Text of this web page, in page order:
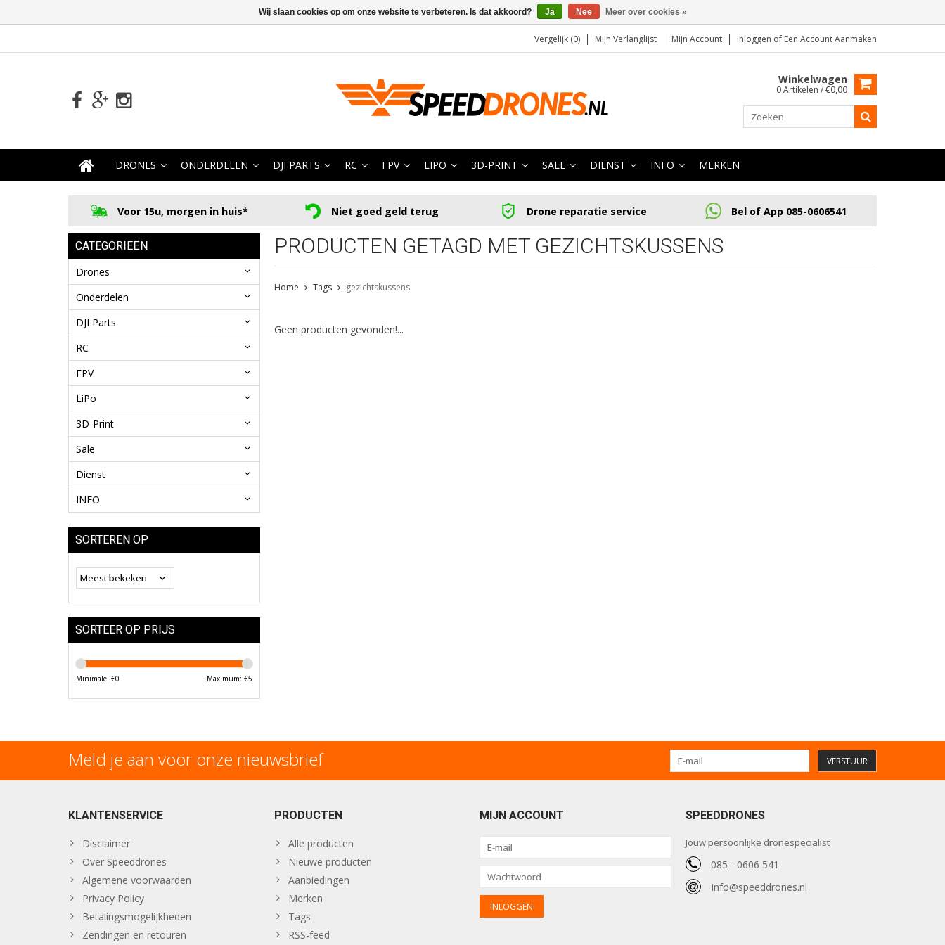
Vergelijk (0) Mijn Verlanglijst Mijn Account Inloggen of Een Account Aanmaken
Winkelwagen
0 Artikelen / €0,00
DRONES ONDERDELEN DJI PARTS RC FPV LIPO 3D-PRINT SALE DIENST INFO MERKEN
Voor 15u, morgen in huis* Niet goed geld terug Drone reparatie service Bel of App 085-0606541
CATEGORIEËN
Drones
Onderdelen
DJI Parts
RC
FPV
LiPo
3D-Print
Sale
Dienst
INFO
SORTEREN OP
SORTEER OP PRIJS
Minimale: €0 Maximum: €5
PRODUCTEN GETAGD MET GEZICHTSKUSSENS
Home Tags gezichtskussens
Geen producten gevonden!...
Meld je aan voor onze nieuwsbrief VERSTUUR
KLANTENSERVICE
Disclaimer
Over Speeddrones
Algemene voorwaarden
Privacy Policy
Betalingsmogelijkheden
Zendingen en retouren
PRODUCTEN
Alle producten
Nieuwe producten
Aanbiedingen
Merken
Tags
RSS-feed
MIJN ACCOUNT SPEEDDRONES
Jouw persoonlijke dronespecialist
085 - 0606 541
Info@speeddrones.nl
Wij slaan cookies op om onze website te verbeteren. Is dat akkoord? Ja Nee Meer over cookies »